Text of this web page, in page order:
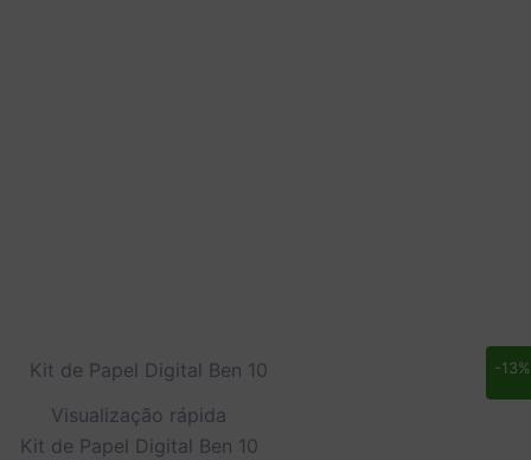
-13%
Visualização rápida
Kit de Papel Digital Ben 10
O
preço
original
era:
O
atual